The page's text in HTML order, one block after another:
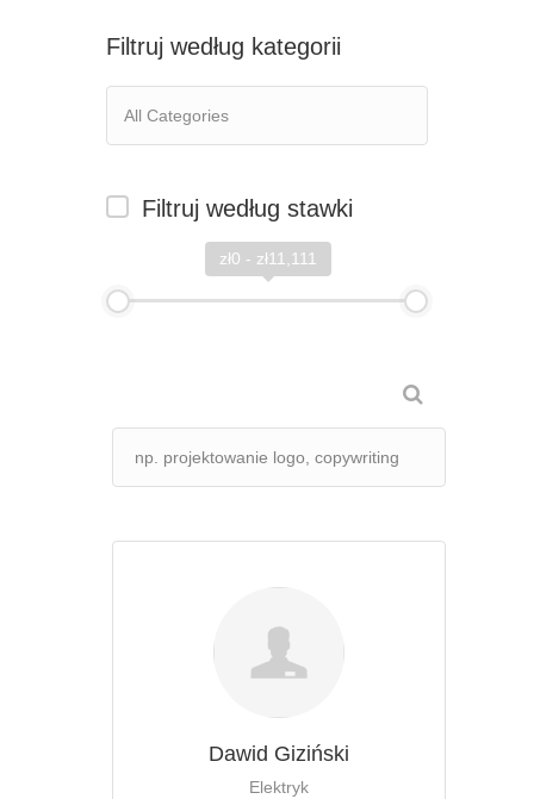
Filtruj według kategorii
Filtruj według stawki
zł0 - zł11,111
Dawid Giziński
Elektryk